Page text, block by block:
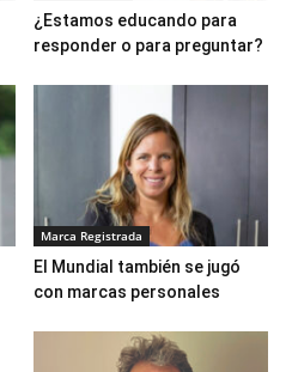
¿Estamos educando para
responder o para preguntar?
Marca Registrada
El Mundial también se jugó
con marcas personales